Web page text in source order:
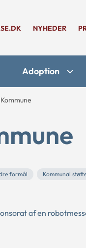
NYHEDER
Adoption
formål
Kommunal
af en